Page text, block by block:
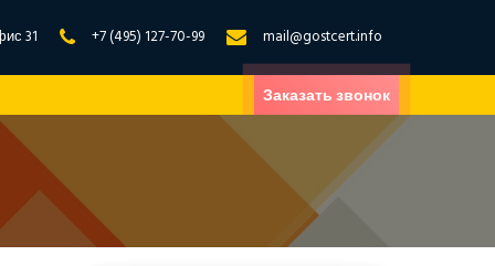
31 +7 (495) 127-70-99 mail@gostcert.info
Заказать звонок